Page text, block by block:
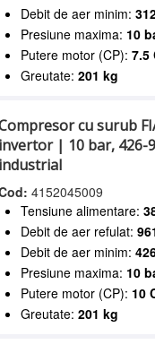
Debit de aer minim:
Presiune maxima: 10
Putere motor (CP):7.5
Greutate:201 kg
cu surub
| 10 bar, 426-
4152045009
Tensiune alimentare:
Debit de aer refulat:
Debit de aer minim:
Presiune maxima: 10
Putere motor (CP): 10
Greutate:201 kg